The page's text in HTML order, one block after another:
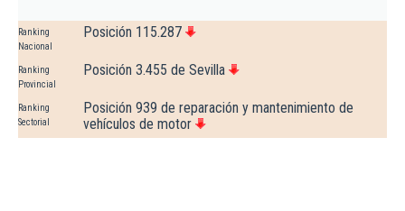
Ranking
Nacional
Posición 115.287
Ranking
Provincial
Posición 3.455 de Sevilla
Ranking
Sectorial
Posición 939 de reparación y mantenimiento de
vehículos de motor